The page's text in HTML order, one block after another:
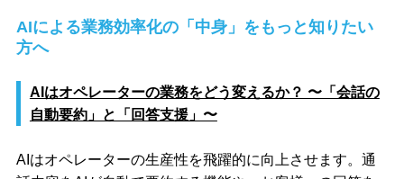
AIによる業務効率化の「中身」をもっと知りたい
方へ
AIはオペレーターの業務をどう変えるか？ 〜「会話の
自動要約」と「回答支援」〜
AIはオペレーターの生産性を飛躍的に向上させます。通